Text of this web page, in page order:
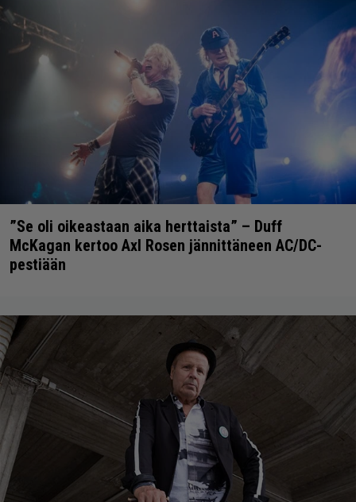
”Se oli oikeastaan aika herttaista” – Duff
McKagan kertoo Axl Rosen jännittäneen AC/DC-
pestiään